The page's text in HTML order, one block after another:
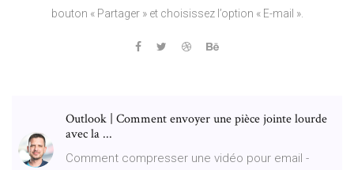
bouton « Partager » et choisissez l’option « E-mail ».
Outlook | Comment envoyer une pièce jointe lourde
avec la ...
Comment compresser une vidéo pour email -